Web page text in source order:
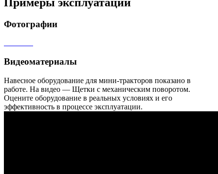
Фотографии
Видеоматериалы
Навесное оборудование для мини-тракторов показано в
работе. На видео — Щетки с механическим поворотом.
Оцените оборудование в реальных условиях и его
эффективность в процессе эксплуатации.